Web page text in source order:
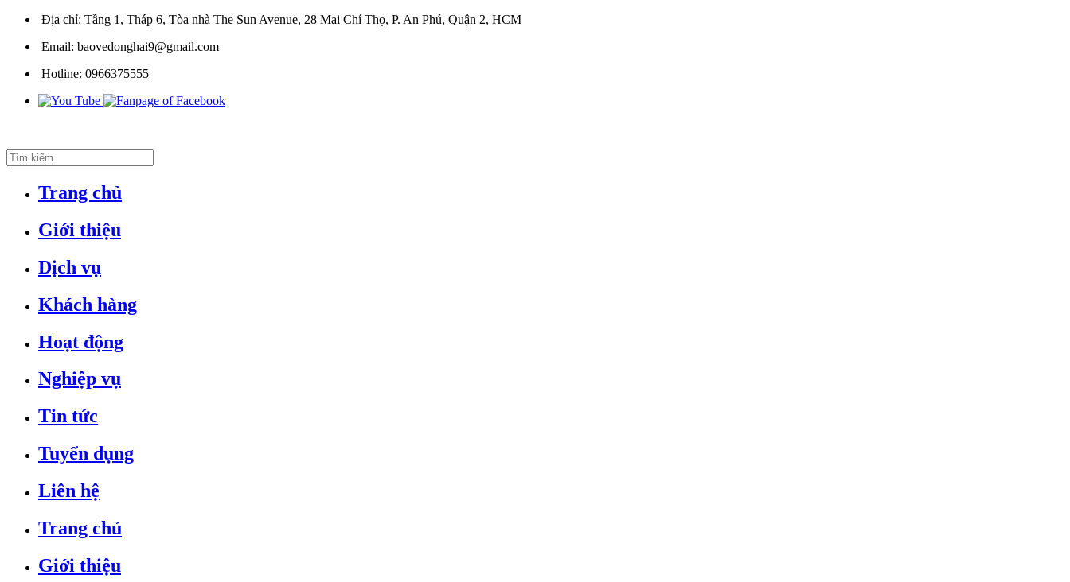
Địa chỉ: Tầng 1, Tháp 6, Tòa nhà The Sun Avenue, 28 Mai Chí Thọ, P. An Phú, Quận 2, HCM
Email: baovedonghai9@gmail.com
Hotline: 0966375555
Trang chủ
Giới thiệu
Dịch vụ
Khách hàng
Hoạt động
Nghiệp vụ
Tin tức
Tuyển dụng
Liên hệ
Trang chủ
Giới thiệu